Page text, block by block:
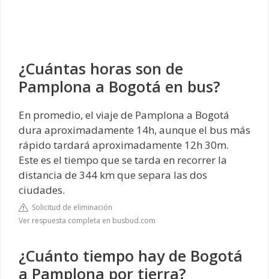
¿Cuántas horas son de
Pamplona a Bogotá en bus?
En promedio, el viaje de Pamplona a Bogotá
dura aproximadamente 14h, aunque el bus más
rápido tardará aproximadamente 12h 30m.
Este es el tiempo que se tarda en recorrer la
distancia de 344 km que separa las dos
ciudades.
Solicitud de eliminación
Ver respuesta completa en busbud.com
¿Cuánto tiempo hay de Bogotá
a Pamplona por tierra?